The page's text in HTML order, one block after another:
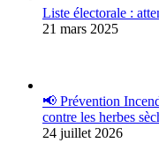
Liste électorale :
21 mars 2025
📢 Prévention
contre les herbes
24 juillet 2026